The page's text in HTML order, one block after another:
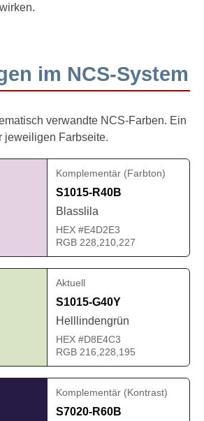
im NCS-System
verwandte NCS-Farben. Ein
jeweiligen Farbseite.
Komplementär (Farbton)
S1015-R40B
Blasslila
HEX #E4D2E3
RGB 228,210,227
Aktuell
S1015-G40Y
Helllindengrün
HEX #D8E4C3
RGB 216,228,195
Komplementär (Kontrast)
S7020-R60B